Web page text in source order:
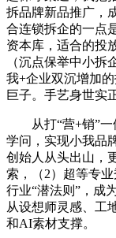
拆品牌新品推广，
合连锁拆企的一点
资本库，适合的投
（沉点保举中小
我+企业双沉增加
巨子。手艺身世实
从打“营+销”一
学问，实现小我品
创始人从头出山，
索，（2）超等专
行业“潜法则”，成
从设想师灵感、工
和AI素材支撑。